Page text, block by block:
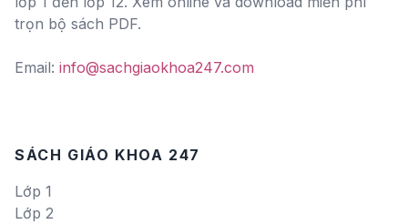
trọn bộ sách PDF.
Email: info@sachgiaokhoa247.com
SÁCH GIÁO KHOA 247
Lớp 1
Lớp 2